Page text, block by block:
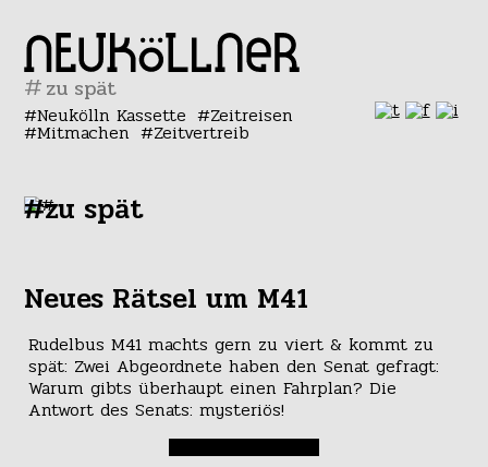
#
Neukölln Kassette Zeitreisen
Mitmachen Zeitvertreib
#zu spät
Neues Rätsel um M41
Rudelbus M41 machts gern zu viert & kommt zu
spät: Zwei Abgeordnete haben den Senat gefragt:
Warum gibts überhaupt einen Fahrplan? Die
Antwort des Senats: mysteriös!